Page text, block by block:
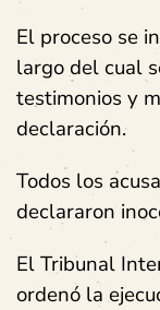
El proceso se
largo del cual
testimonios y
declaración.
Todos los
declararon
El Tribunal
ordenó la